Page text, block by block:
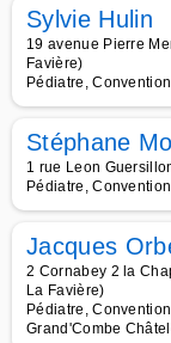
Sylvie Hulin
19 avenue Pierre
Favière)
Pédiatre,
Stéphane
1 rue Leon
Pédiatre,
Jacques
2 Cornabey 2 la
La Favière)
Pédiatre,
Grand'Combe